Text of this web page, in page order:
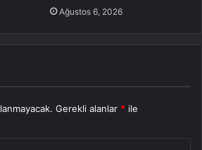
Ağustos 6, 2026
Gerekli alanlar * ile